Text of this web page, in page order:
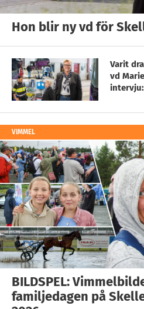
Hon blir ny vd för
Varit
vd
VIMMEL
BILDSPEL:
familjedagen på